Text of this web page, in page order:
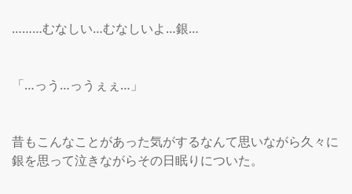
………むなしい…むなしいよ…銀…
「…っう…っうぇぇ…」
昔もこんなことがあった気がするなんて思いながら久々に
銀を思って泣きながらその日眠りについた。